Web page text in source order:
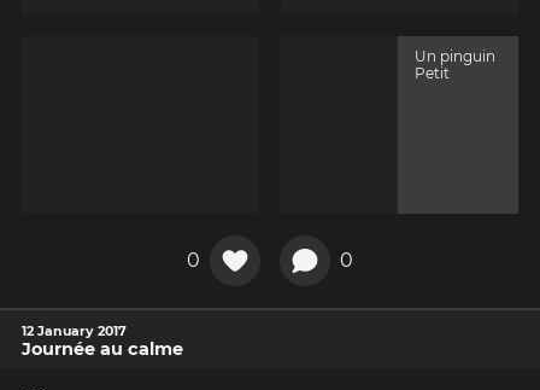
Un pinguin
Petit
0 0
12 January 2017
Journée au calme